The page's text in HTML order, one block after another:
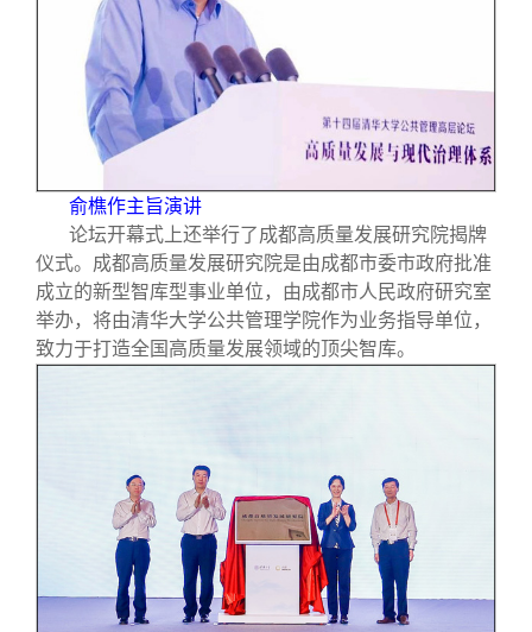
俞樵作主旨演讲
论坛开幕式上还举行了成都高质量发展研究院揭牌
仪式。成都高质量发展研究院是由成都市委市政府批准
成立的新型智库型事业单位，由成都市人民政府研究室
举办，将由清华大学公共管理学院作为业务指导单位，
致力于打造全国高质量发展领域的顶尖智库。